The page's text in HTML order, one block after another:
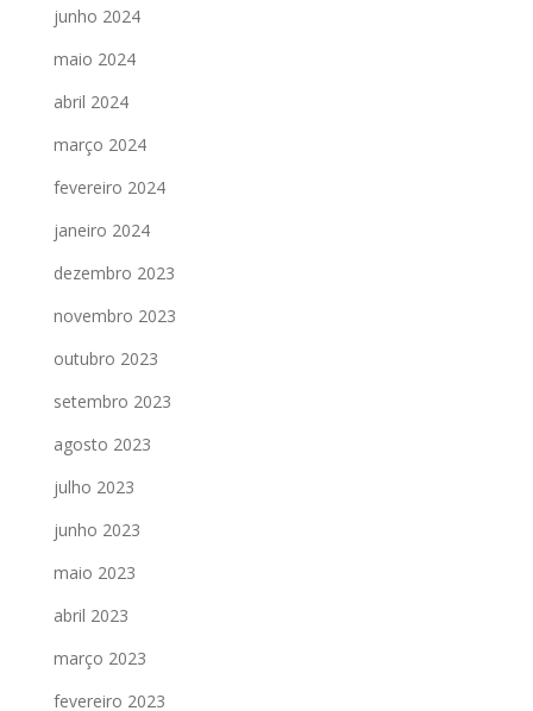
junho 2024
maio 2024
abril 2024
março 2024
fevereiro 2024
janeiro 2024
dezembro 2023
novembro 2023
outubro 2023
setembro 2023
agosto 2023
julho 2023
junho 2023
maio 2023
abril 2023
março 2023
fevereiro 2023